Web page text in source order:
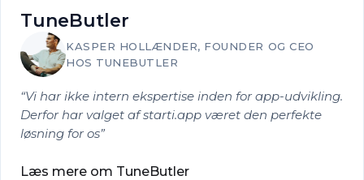
TuneButler
KASPER HOLLÆNDER, FOUNDER OG CEO
HOS TUNEBUTLER
Vi har ikke intern ekspertise inden for app-udvikling.
Derfor har valget af starti.app været den perfekte
løsning for os
Læs mere om TuneButler